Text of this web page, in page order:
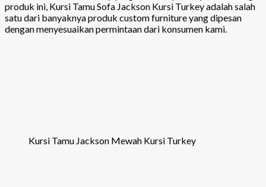
produk ini, Kursi Tamu Sofa Jackson Kursi Turkey adalah salah
satu dari banyaknya produk custom furniture yang dipesan
dengan menyesuaikan permintaan dari konsumen kami.
Kursi Tamu Jackson Mewah Kursi Turkey